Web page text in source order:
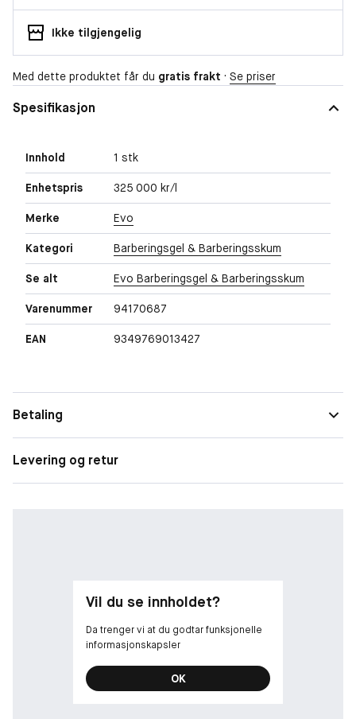
Ikke tilgjengelig
Med dette produktet får du gratis frakt · Se priser
Spesifikasjon
Innhold 1 stk
Enhetspris 325 000 kr/l
Merke Evo
Kategori Barberingsgel & Barberingsskum
Se alt Evo Barberingsgel & Barberingsskum
Varenummer 94170687
EAN 9349769013427
Betaling
Levering og retur
Vil du se innholdet?
Da trenger vi at du godtar funksjonelle
informasjonskapsler
OK